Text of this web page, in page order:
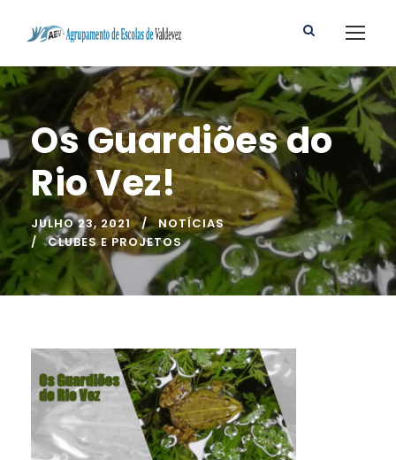
Os Guardiões do
Rio Vez!
JULHO 23, 2021
NOTÍCIAS
CLUBES E PROJETOS